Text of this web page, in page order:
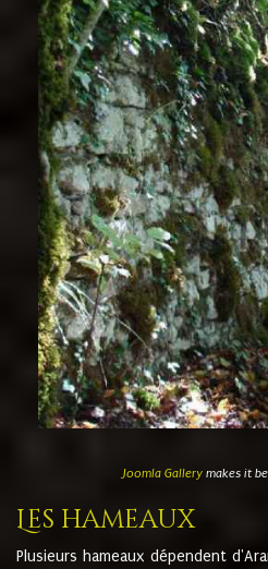
Joomla Gallerymakes it
Les hameaux
Plusieurs hameaux dépendent